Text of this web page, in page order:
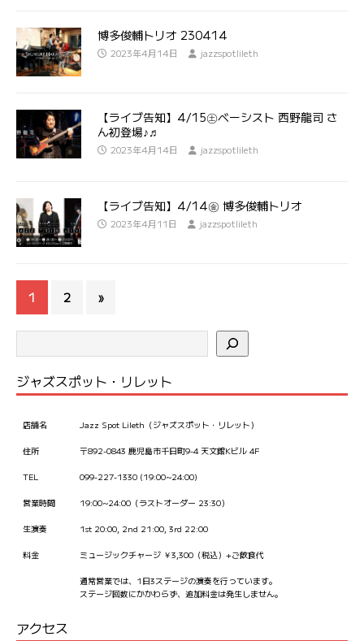
博多俊輔トリオ 230414
2023年4月14日 jazzspotlileth
【ライブ告知】4/15㊏ベーシスト 西野龍司 さ
ん初登場♪♬
2023年4月14日 jazzspotlileth
【ライブ告知】4/14㊎ 博多俊輔トリオ
2023年4月11日 jazzspotlileth
1 2 »
ジャズスポット・リレット
店舗名 Jazz Spot Lileth（ジャズスポット・リレット）
住所 〒892-0843 鹿児島市千日町9-4 天文館Kビル 4F
TEL 099-227-1330 (19:00~24:00)
営業時間 19:00~24:00（ラストオーダー 23:30）
生演奏 1st 20:00, 2nd 21:00, 3rd 22:00
料金 ミュージックチャージ ￥3,300（税込）+ご飲食代
通常営業では、1日3ステージの演奏を行っています。
ステージ回数にかかわらず、追加料金は発生しません。
アクセス